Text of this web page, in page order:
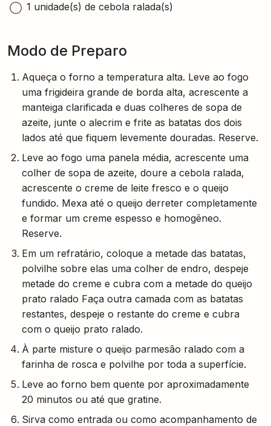
1 unidade(s) de cebola ralada(s)
Modo de Preparo
Aqueça o forno a temperatura alta. Leve ao fogo
uma frigideira grande de borda alta, acrescente a
manteiga clarificada e duas colheres de sopa de
azeite, junte o alecrim e frite as batatas dos dois
lados até que fiquem levemente douradas. Reserve.
Leve ao fogo uma panela média, acrescente uma
colher de sopa de azeite, doure a cebola ralada,
acrescente o creme de leite fresco e o queijo
fundido. Mexa até o queijo derreter completamente
e formar um creme espesso e homogêneo.
Reserve.
Em um refratário, coloque a metade das batatas,
polvilhe sobre elas uma colher de endro, despeje
metade do creme e cubra com a metade do queijo
prato ralado Faça outra camada com as batatas
restantes, despeje o restante do creme e cubra
com o queijo prato ralado.
À parte misture o queijo parmesão ralado com a
farinha de rosca e polvilhe por toda a superfície.
Leve ao forno bem quente por aproximadamente
20 minutos ou até que gratine.
Sirva como entrada ou como acompanhamento de